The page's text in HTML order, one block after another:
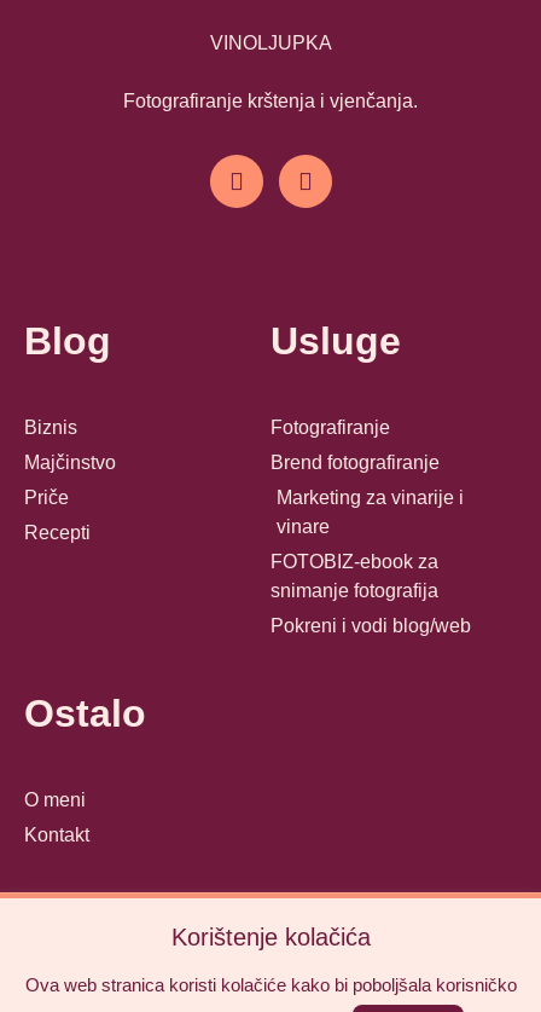
VINOLJUPKA
Fotografiranje krštenja i vjenčanja.
Blog
Biznis
Majčinstvo
Priče
Recepti
Usluge
Fotografiranje
Brend fotografiranje
Marketing za vinarije i
vinare
FOTOBIZ-ebook za
snimanje fotografija
Pokreni i vodi blog/web
Ostalo
O meni
Kontakt
© Mamika 2025
Korištenje kolačića
Ova web stranica koristi kolačiće kako bi poboljšala korisničko